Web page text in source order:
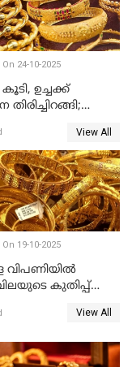
24-10-2025
ഉച്ചക്ക്
View All
19-10-2025
കുതിപ്പ്
View All